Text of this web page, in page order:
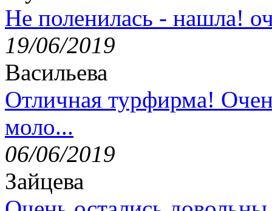
Не поленилась - нашла!
19/06/2019
Васильева
Отличная турфирма!
моло...
06/06/2019
Зайцева